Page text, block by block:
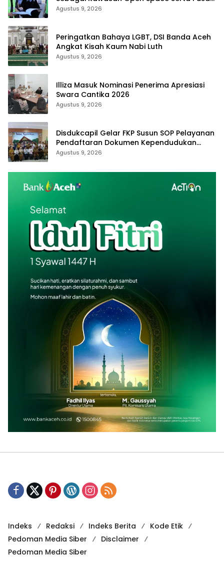
Bisnis Terintegrasi
Agustus 9, 2026
Peringatkan Bahaya LGBT, DSI Banda Aceh
Angkat Kisah Kaum Nabi Luth
Agustus 9, 2026
Illiza Masuk Nominasi Penerima Apresiasi
Swara Cantika 2026
Agustus 9, 2026
Disdukcapil Gelar FKP Susun SOP Pelayanan
Pendaftaran Dokumen Kependudukan
Secara Online
Agustus 9, 2026
Indeks Redaksi Indeks Berita
Kode Etik
Pedoman Media Siber
Disclaimer
Pedoman Media Siber